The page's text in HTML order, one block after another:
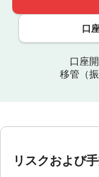
口
口座
移管（
リスクおよび